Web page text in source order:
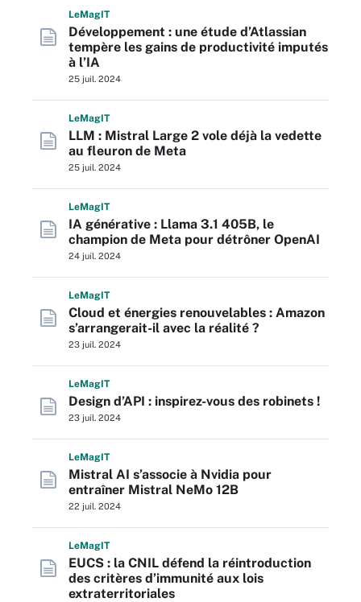
LeMagIT
Développement : une étude d’Atlassian
tempère les gains de productivité imputés
à l’IA
25 juil. 2024
LeMagIT
LLM : Mistral Large 2 vole déjà la vedette
au fleuron de Meta
25 juil. 2024
LeMagIT
IA générative : Llama 3.1 405B, le
champion de Meta pour détrôner OpenAI
24 juil. 2024
LeMagIT
Cloud et énergies renouvelables : Amazon
s’arrangerait-il avec la réalité ?
23 juil. 2024
LeMagIT
Design d’API : inspirez-vous des robinets !
23 juil. 2024
LeMagIT
Mistral AI s’associe à Nvidia pour
entraîner Mistral NeMo 12B
22 juil. 2024
LeMagIT
EUCS : la CNIL défend la réintroduction
des critères d’immunité aux lois
extraterritoriales